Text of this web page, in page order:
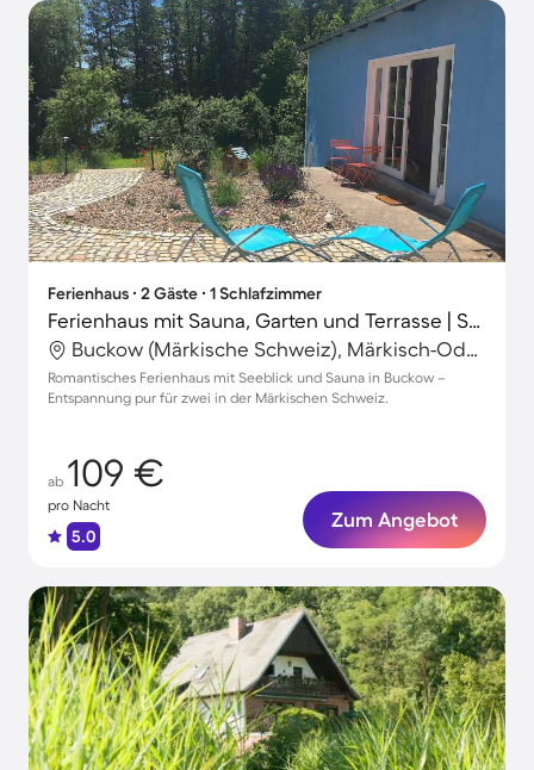
Ferienhaus ∙ 2 Gäste ∙ 1 Schlafzimmer
Ferienhaus mit Sauna, Garten und Terrasse | Seeblick
Buckow (Märkische Schweiz), Märkisch-Oderland, Deutschland
Romantisches Ferienhaus mit Seeblick und Sauna in Buckow –
Entspannung pur für zwei in der Märkischen Schweiz.
ab 109 €
pro Nacht
5.0
Zum Angebot